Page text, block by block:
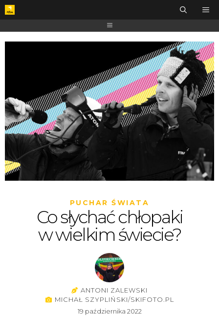
PUCHAR ŚWIATA
Co słychać chłopaki
w wielkim świecie?
ANTONI ZALEWSKI
MICHAŁ SZYPLIŃSKI/SKIFOTO.PL
19 października 2022